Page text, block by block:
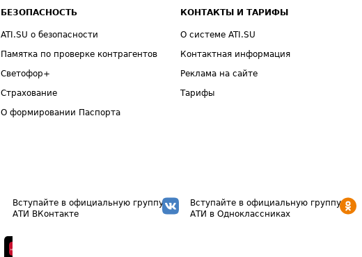
БЕЗОПАСНОСТЬ
ATI.SU о безопасности
Памятка по проверке контрагентов
Светофор+
Страхование
О формировании Паспорта
КОНТАКТЫ И ТАРИФЫ
О системе ATI.SU
Контактная информация
Реклама на сайте
Тарифы
Вступайте в официальную группу
АТИ ВКонтакте
Вступайте в официальную группу
АТИ в Одноклассниках